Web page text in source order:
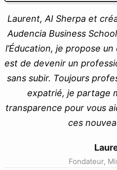
Laurent, AI Sherpa et
Audencia Business
l’Éducation, je propose
est de devenir un
sans subir. Toujours
expatrié, je partage
transparence pour vous
ces
Fondateur,